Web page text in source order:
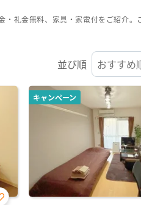
並び順
キャンペーン
礼金無料、家具・家電付をご紹介。